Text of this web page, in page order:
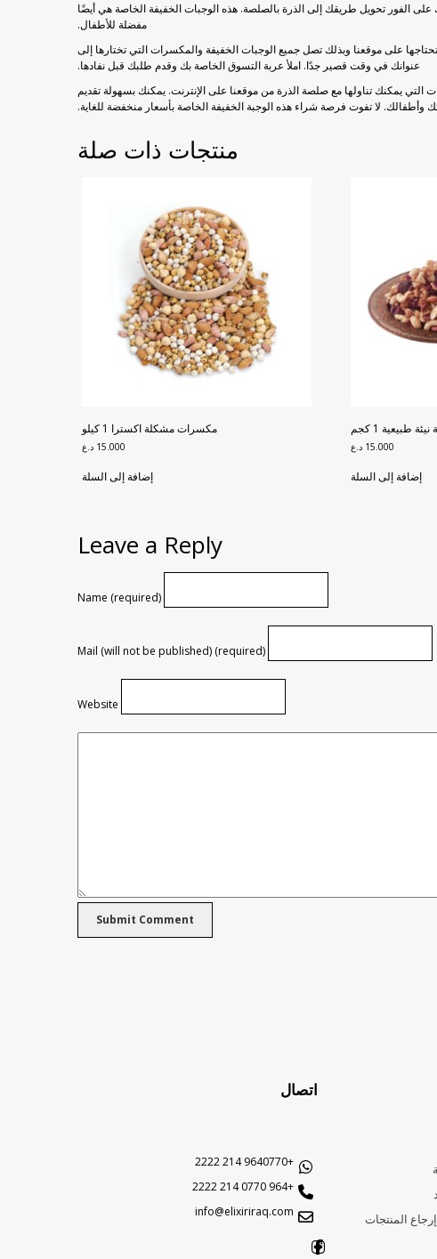
الفور تحويل طريقك إلى الذرة بالصلصة. هذه الوجبات الخفيفة الخاصة هي أيضًا
مفضلة للأطفال.
على موقعنا وبذلك تصل جميع الوجبات الخفيفة والمكسرات التي تختارها إلى
عنوانك في وقت قصير جدًا. املأ عربة التسوق الخاصة بك وقدم طلبك قبل نفادها.
يمكنك تناولها مع صلصة الذرة من موقعنا على الإنترنت. يمكنك بسهولة تقديم
وأطفالك. لا تفوت فرصة شراء هذه الوجبة الخفيفة الخاصة بأسعار منخفضة للغاية.
منتجات ذات صلة
طبيعية 1 كجم
15.000 د.ع
إضافة إلى السلة
مكسرات مشكلة اكسترا 1 كيلو
15.000 د.ع
إضافة إلى السلة
Leave a Reply
Name (required)
Mail (will not be published) (required)
Website
المنتجات
اتصال
+9640770 214 2222
+964 0770 214 2222
info@elixiriraq.com